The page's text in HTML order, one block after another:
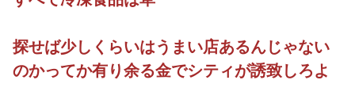
探せば少しくらいはうまい店あるんじゃない
のかってか有り余る金でシティが誘致しろよ